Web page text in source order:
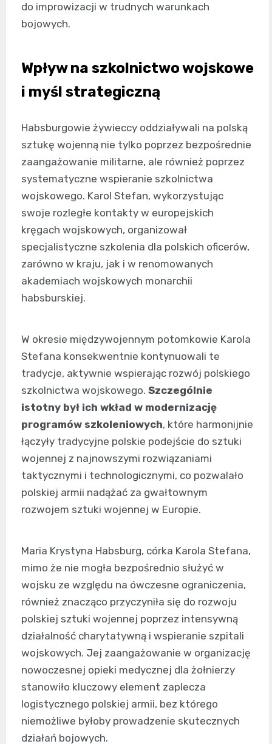
do improwizacji w trudnych warunkach
bojowych.
Wpływ na szkolnictwo wojskowe
i myśl strategiczną
Habsburgowie żywieccy oddziaływali na polską
sztukę wojenną nie tylko poprzez bezpośrednie
zaangażowanie militarne, ale również poprzez
systematyczne wspieranie szkolnictwa
wojskowego. Karol Stefan, wykorzystując
swoje rozległe kontakty w europejskich
kręgach wojskowych, organizował
specjalistyczne szkolenia dla polskich oficerów,
zarówno w kraju, jak i w renomowanych
akademiach wojskowych monarchii
habsburskiej.
W okresie międzywojennym potomkowie Karola
Stefana konsekwentnie kontynuowali te
tradycje, aktywnie wspierając rozwój polskiego
szkolnictwa wojskowego. Szczególnie
istotny był ich wkład w modernizację
programów szkoleniowych, które harmonijnie
łączyły tradycyjne polskie podejście do sztuki
wojennej z najnowszymi rozwiązaniami
taktycznymi i technologicznymi, co pozwalało
polskiej armii nadążać za gwałtownym
rozwojem sztuki wojennej w Europie.
Maria Krystyna Habsburg, córka Karola Stefana,
mimo że nie mogła bezpośrednio służyć w
wojsku ze względu na ówczesne ograniczenia,
również znacząco przyczyniła się do rozwoju
polskiej sztuki wojennej poprzez intensywną
działalność charytatywną i wspieranie szpitali
wojskowych. Jej zaangażowanie w organizację
nowoczesnej opieki medycznej dla żołnierzy
stanowiło kluczowy element zaplecza
logistycznego polskiej armii, bez którego
niemożliwe byłoby prowadzenie skutecznych
działań bojowych.